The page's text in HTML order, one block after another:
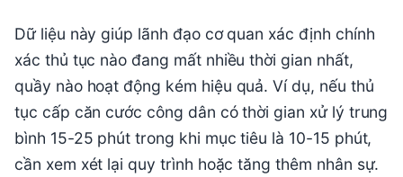
Dữ liệu này giúp lãnh đạo cơ quan xác định chính
xác thủ tục nào đang mất nhiều thời gian nhất,
quầy nào hoạt động kém hiệu quả. Ví dụ, nếu thủ
tục cấp căn cước công dân có thời gian xử lý trung
bình 15-25 phút trong khi mục tiêu là 10-15 phút,
cần xem xét lại quy trình hoặc tăng thêm nhân sự.